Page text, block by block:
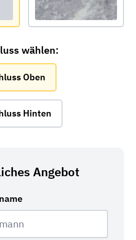
wählen:
Oben
Hinten
Angebot